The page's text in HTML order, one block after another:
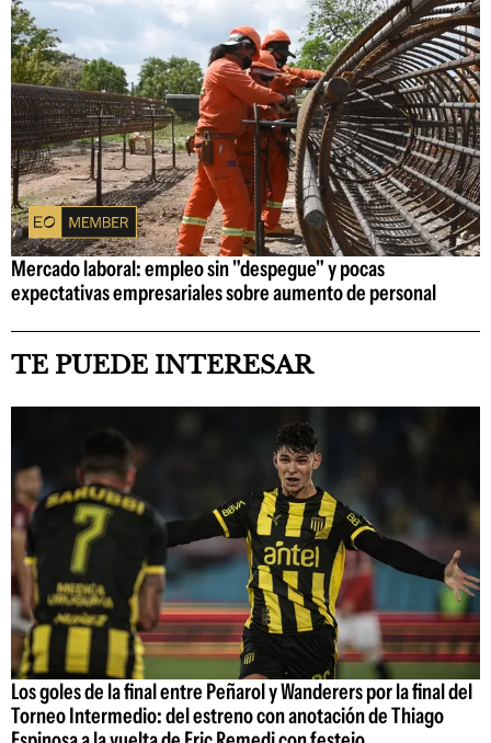
Mercado laboral: empleo sin "despegue" y pocas
expectativas empresariales sobre aumento de personal
TE PUEDE INTERESAR
Los goles de la final entre Peñarol y Wanderers por la final del
Torneo Intermedio: del estreno con anotación de Thiago